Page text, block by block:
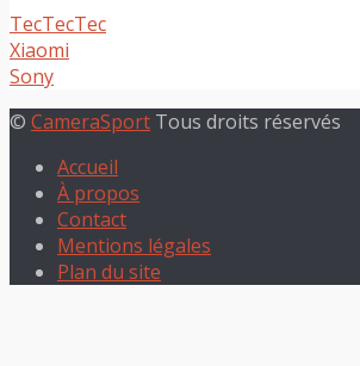
TecTecTec
Xiaomi
Sony
© CameraSport Tous droits réservés
Accueil
À propos
Contact
Mentions légales
Plan du site